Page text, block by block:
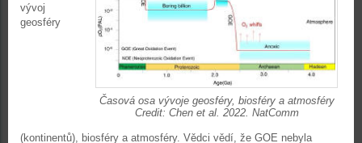
Časová osa vývoje geosféry, biosféry a atmosféry
Credit: Chen et al. 2022. NatComm
vývoj
geosféry
(kontinentů), biosféry a atmosféry. Vědci vědí, že GOE nebyla